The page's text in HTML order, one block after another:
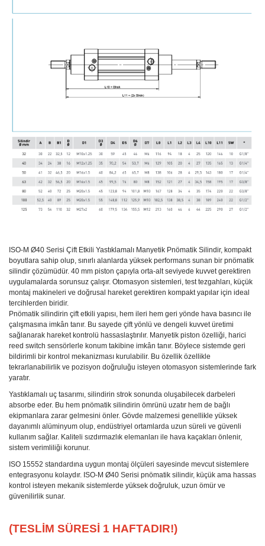
ISO-M Ø40 Serisi Çift Etkili Yastıklamalı Manyetik Pnömatik Silindir, kompakt
boyutlara sahip olup, sınırlı alanlarda yüksek performans sunan bir pnömatik
silindir çözümüdür. 40 mm piston çapıyla orta-alt seviyede kuvvet gerektiren
uygulamalarda sorunsuz çalışır. Otomasyon sistemleri, test tezgahları, küçük
montaj makineleri ve doğrusal hareket gerektiren kompakt yapılar için ideal
tercihlerden biridir.
Pnömatik silindirin çift etkili yapısı, hem ileri hem geri yönde hava basıncı ile
çalışmasına imkân tanır. Bu sayede çift yönlü ve dengeli kuvvet üretimi
sağlanarak hareket kontrolü hassaslaştırılır. Manyetik piston özelliği, harici
reed switch sensörlerle konum takibine imkân tanır. Böylece sistemde geri
bildirimli bir kontrol mekanizması kurulabilir. Bu özellik özellikle
tekrarlanabilirlik ve pozisyon doğruluğu isteyen otomasyon sistemlerinde fark
yaratır.
Yastıklamalı uç tasarımı, silindirin strok sonunda oluşabilecek darbeleri
absorbe eder. Bu hem pnömatik silindirin ömrünü uzatır hem de bağlı
ekipmanlara zarar gelmesini önler. Gövde malzemesi genellikle yüksek
dayanımlı alüminyum olup, endüstriyel ortamlarda uzun süreli ve güvenli
kullanım sağlar. Kaliteli sızdırmazlık elemanları ile hava kaçakları önlenir,
sistem verimliliği korunur.
ISO 15552 standardına uygun montaj ölçüleri sayesinde mevcut sistemlere
entegrasyonu kolaydır. ISO-M Ø40 Serisi pnömatik silindir, küçük ama hassas
kontrol isteyen mekanik sistemlerde yüksek doğruluk, uzun ömür ve
güvenilirlik sunar.
(TESLİM SÜRESİ 1 HAFTADIR!)